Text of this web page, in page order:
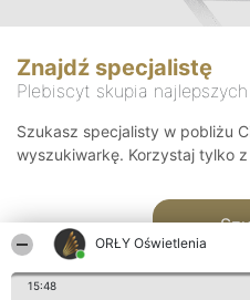
ORŁY Oświetlenia
15:48
Znajdź specjalistę
Plebiscyt skupia
Szukasz specjalisty w pobliżu
wyszukiwarkę. Korzystaj tylko z